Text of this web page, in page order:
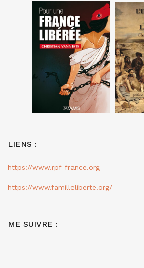
LIENS :
https://www.rpf-france.org
https://www.familleliberte.org/
ME SUIVRE :